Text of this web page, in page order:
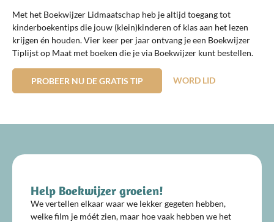
Met het Boekwijzer Lidmaatschap heb je altijd toegang tot
kinderboekentips die jouw (klein)kinderen of klas aan het lezen
krijgen én houden. Vier keer per jaar ontvang je een Boekwijzer
Tiplijst op Maat met boeken die je via Boekwijzer kunt bestellen.
PROBEER NU DE GRATIS TIP WORD LID
Help Boekwijzer groeien!
We vertellen elkaar waar we lekker gegeten hebben,
welke film je móét zien, maar hoe vaak hebben we het